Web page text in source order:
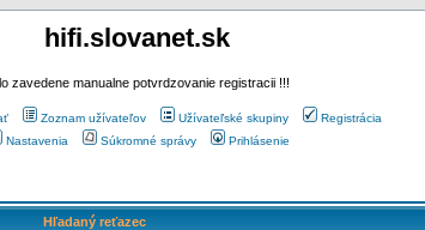
hifi.slovanet.sk
zavedene manualne potvrdzovanie registracii !!!
Zoznam užívateľov Užívateľské skupiny
Registrácia
Nastavenia
Súkromné správy Prihlásenie
Hľadaný reťazec